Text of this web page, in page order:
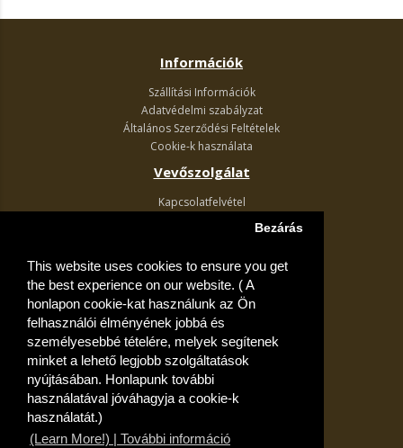
This website uses cookies to ensure you get
the best experience on our website. ( A
honlapon cookie-kat használunk az Ön
felhasználói élményének jobbá és
személyesebbé tételére, melyek segítenek
minket a lehető legjobb szolgáltatások
nyújtásában. Honlapunk további
használatával jóváhagyja a cookie-k
használatát.)
(Learn More!) | További információ
Bezárás
Információk
Szállítási Információk
Adatvédelmi szabályzat
Általános Szerződési Feltételek
Cookie-k használata
Vevőszolgálat
Kapcsolatfelvétel
Akciós ajánlatok
Fiók
Kívánságlista